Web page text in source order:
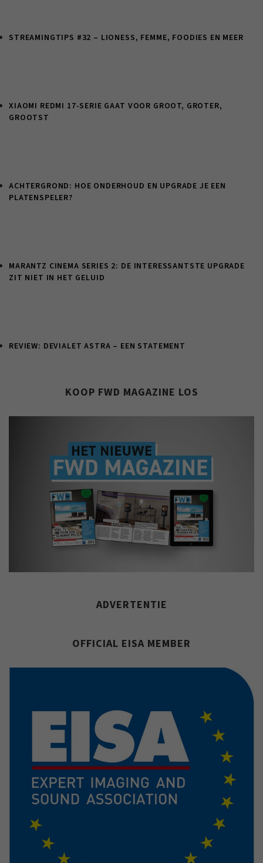
STREAMINGTIPS #32 – LIONESS, FEMME, FOODIES EN MEER
XIAOMI REDMI 17-SERIE GAAT VOOR GROOT, GROTER,
GROOTST
ACHTERGROND: HOE ONDERHOUD EN UPGRADE JE EEN
PLATENSPELER?
MARANTZ CINEMA SERIES 2: DE INTERESSANTSTE UPGRADE
ZIT NIET IN HET GELUID
REVIEW: DEVIALET ASTRA – EEN STATEMENT
KOOP FWD MAGAZINE LOS
ADVERTENTIE
OFFICIAL EISA MEMBER